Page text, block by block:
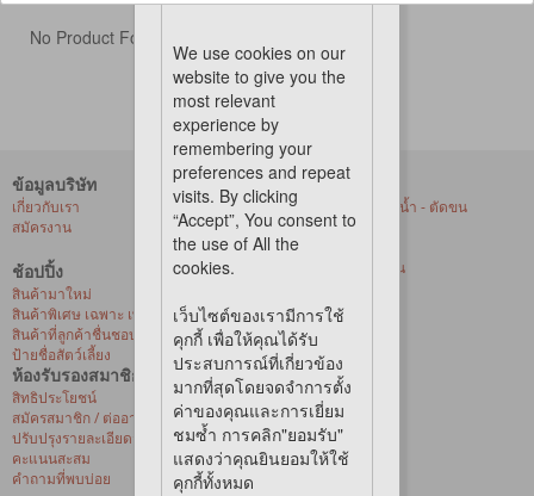
No Product Found
ข้อมูลบริษัท
เกี่ยวกับเรา
สมัครงาน
ช้อปปิ้ง
สินค้ามาใหม่
สินค้าพิเศษ เฉพาะ เพ็ท เลิฟเวอร์ เซ็นเตอร์
สินค้าที่ลูกค้าชื่นชอบ
ป้ายชื่อสัตว์เลี้ยง
บริการของเรา
ศูนย์ให้บริการอาบน้ำ - ตัดขน
สัตว์เลี้ยงที่ร้านค้า
การจัดส่งด่วน
บริการจัดส่งถึงบ้าน
ห้องรับรองสมาชิก
สิทธิประโยชน์
สมัครสมาชิก / ต่ออายุ / เปิดใช้งานบัตรวีไอพี
ปรับปรุงรายละเอียดส่วนบุคคล
คะแนนสะสม
คำถามที่พบบ่อย
We use cookies on our
website to give you the
most relevant
experience by
remembering your
preferences and repeat
visits. By clicking
“Accept”, You consent to
the use of All the
cookies.
เว็บไซต์ของเรามีการใช้
คุกกี้ เพื่อให้คุณได้รับ
ประสบการณ์ที่เกี่ยวข้อง
มากที่สุดโดยจดจำการตั้ง
ค่าของคุณและการเยี่ยม
ชมซ้ำ การคลิก"ยอมรับ"
แสดงว่าคุณยินยอมให้ใช้
คุกกี้ทั้งหมด